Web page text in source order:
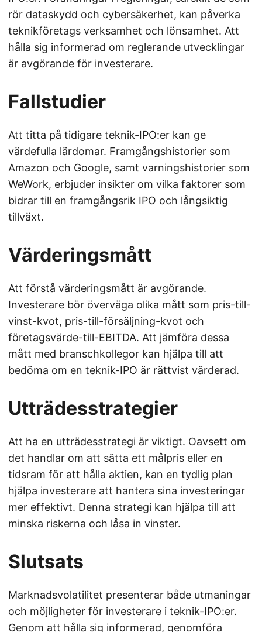
rör dataskydd och cybersäkerhet, kan påverka
teknikföretags verksamhet och lönsamhet. Att
hålla sig informerad om reglerande utvecklingar
är avgörande för investerare.
Fallstudier
Att titta på tidigare teknik-IPO:er kan ge
värdefulla lärdomar. Framgångshistorier som
Amazon och Google, samt varningshistorier som
WeWork, erbjuder insikter om vilka faktorer som
bidrar till en framgångsrik IPO och långsiktig
tillväxt.
Värderingsmått
Att förstå värderingsmått är avgörande.
Investerare bör överväga olika mått som pris-till-
vinst-kvot, pris-till-försäljning-kvot och
företagsvärde-till-EBITDA. Att jämföra dessa
mått med branschkollegor kan hjälpa till att
bedöma om en teknik-IPO är rättvist värderad.
Utträdesstrategier
Att ha en utträdesstrategi är viktigt. Oavsett om
det handlar om att sätta ett målpris eller en
tidsram för att hålla aktien, kan en tydlig plan
hjälpa investerare att hantera sina investeringar
mer effektivt. Denna strategi kan hjälpa till att
minska riskerna och låsa in vinster.
Slutsats
Marknadsvolatilitet presenterar både utmaningar
och möjligheter för investerare i teknik-IPO:er.
Genom att hålla sig informerad, genomföra